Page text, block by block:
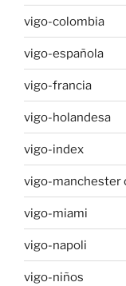
vigo-colombia
vigo-española
vigo-francia
vigo-holandesa
vigo-index
vigo-manchester
vigo-miami
vigo-napoli
vigo-niños